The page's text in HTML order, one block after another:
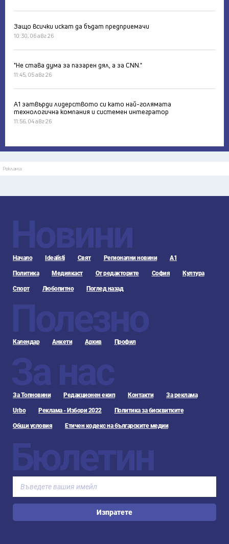
Защо всички искат да бъдат предприемачи
10:30, 06 авг 26
"Не става дума за пазарен дял, а за CNN."
11:45, 05 авг 26
А1 затвърди лидерството си като най-голямата
технологична компания и системен интегратор
11:56, 04 авг 26
Реклама
Новини
Начало Idealisti Свят Регионални новини А1
Политика Медиякаст От редакторите София Култура
Спорт Любопитно Поглед назад
Полезно
Календар Анкети Архив Профил
За нас
За Топновини Редакционен екип Контакти За реклама
Urbo Реклама - Избори 2022 Политика за бисквитките
Общи условия Етичен кодекс на българските медии
Бюлетин
Изпратете